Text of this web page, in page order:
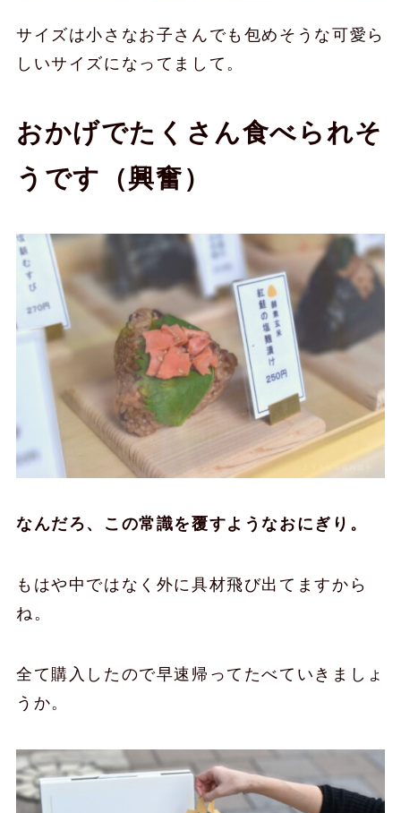
サイズは小さなお子さんでも包めそうな可愛ら
しいサイズになってまして。
おかげでたくさん食べられそ
うです（興奮）
なんだろ、この常識を覆すようなおにぎり。
もはや中ではなく外に具材飛び出てますから
ね。
全て購入したので早速帰ってたべていきましょ
うか。